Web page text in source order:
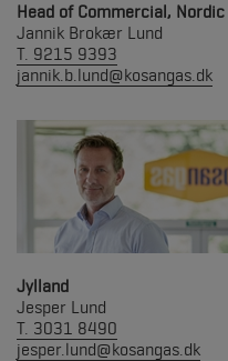
Head of Commercial, Nordic
Jannik Brokær Lund
T. 9215 9393
jannik.b.lund@kosangas.dk
Jylland
Jesper Lund
T. 3031 8490
jesper.lund@kosangas.dk